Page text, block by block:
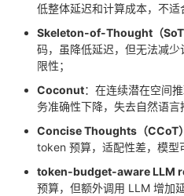
程
认
证
的
实
验
我
的
收
藏
支
持
声
建
议
低整体延迟和计算成本，不适
Skeleton-of-Thought（SoT
码，虽降低延迟，但无法减
限性；
Coconut：在连续潜在空间
务准确性下降，失去自然语言
Concise Thoughts（CCoT）
token 预算，适配性差，模型
token-budget-aware LLM
预算，但额外调用 LLM 增加